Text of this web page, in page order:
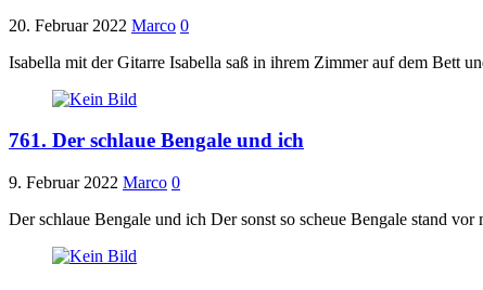
20. Februar 2022 Marco 0
Isabella mit der Gitarre Isabella saß in ihrem Zimmer auf dem Bett
761. Der schlaue Bengale und ich
9. Februar 2022 Marco 0
Der schlaue Bengale und ich Der sonst so scheue Bengale stand